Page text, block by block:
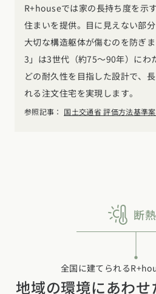
R+houseでは家の長持ち度を示
住まいを提供。目に見えない部
大切な構造躯体が傷むのを防ぎ
3」は3世代（約75～90年）にわ
どの耐久性を目指した設計で、
れる注文住宅を実現します。
参照記事： 国土交通省 評価方法基準案
断
全国に建てられる
地域の環境にあわ